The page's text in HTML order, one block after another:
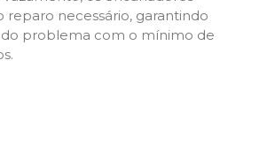
reparo necessário, garantindo
do problema com o mínimo de